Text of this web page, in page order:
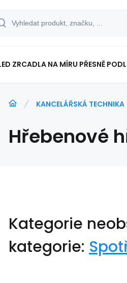
ZRCADLA NA MÍRU PŘESNĚ
TISKOPISY
KANCELÁŘSKÁ TECHNIKA
Hřebenové
Kategorie
kategorie: